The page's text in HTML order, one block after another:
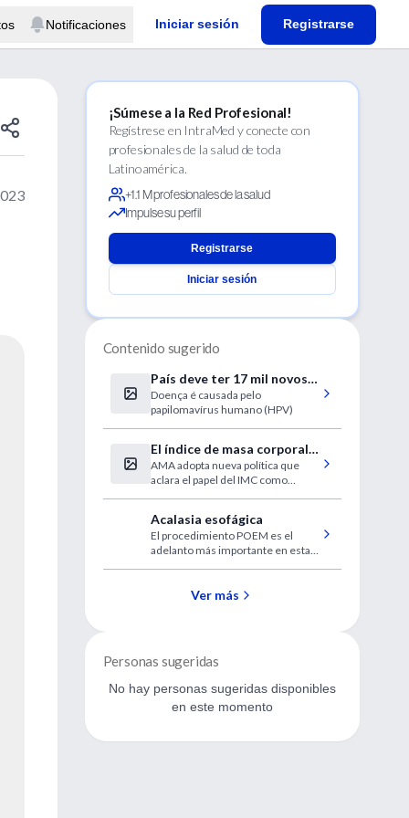
Notificaciones Iniciar sesión Registrarse
¡Súmese a la Red Profesional!
Regístrese en IntraMed y conecte con
profesionales de la salud de toda
Latinoamérica.
+1.1 M profesionales de la salud
Impulse su perfil
Registrarse
Iniciar sesión
Contenido sugerido
País deve ter 17 mil novos
casos de câncer no colo do
útero até 2025
Doença é causada pelo
papilomavírus humano (HPV)
El índice de masa corporal
es un mal indicador de
obesidad
AMA adopta nueva política que
aclara el papel del IMC como
Acalasia esofágica
El procedimiento POEM es el
adelanto más importante en esta
Ver más
Personas sugeridas
No hay personas sugeridas disponibles
en este momento